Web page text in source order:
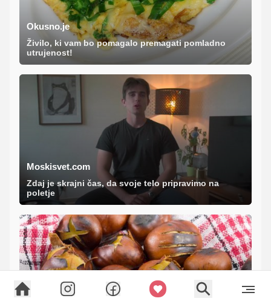
Okusno.je
Živilo, ki vam bo pomagalo premagati pomladno
utrujenost!
Moskisvet.com
Zdaj je skrajni čas, da svoje telo pripravimo na
poletje